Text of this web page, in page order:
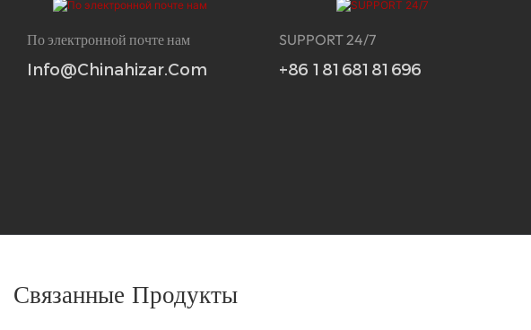
По электронной почте нам
Info@chinahizar.com
SUPPORT 24/7
+86 18168181696
Связанные Продукты